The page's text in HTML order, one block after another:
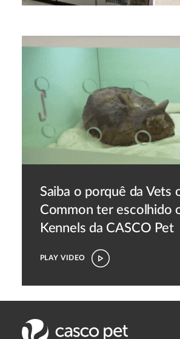
Saiba o porquê da Vets
Common ter escolhido
Kennels da CASCO Pet
PLAY VIDEO